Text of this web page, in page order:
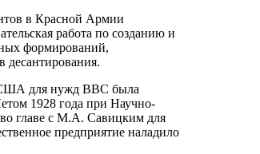
в Красной Армии
работа по созданию и
формирований,
десантирования.
США для нужд ВВС была
1928 года при Научно-
во главе с М.А. Савицким для
предприятие наладило